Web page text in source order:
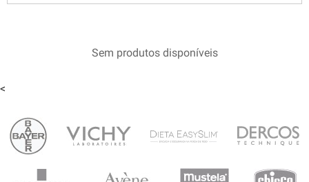
Sem produtos disponíveis
<